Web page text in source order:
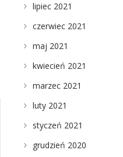
lipiec 2021
czerwiec 2021
maj 2021
kwiecień 2021
marzec 2021
luty 2021
styczeń 2021
grudzień 2020